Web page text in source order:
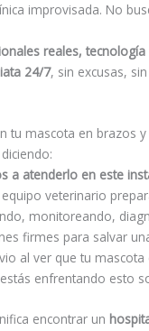
improvisada. No
reales,
24/7, sin excusas,
tu mascota en brazos
a atenderlo en este
veterinario
monitoreando,
firmes para salvar
al ver que tu mascota
enfrentando esto
encontrar un